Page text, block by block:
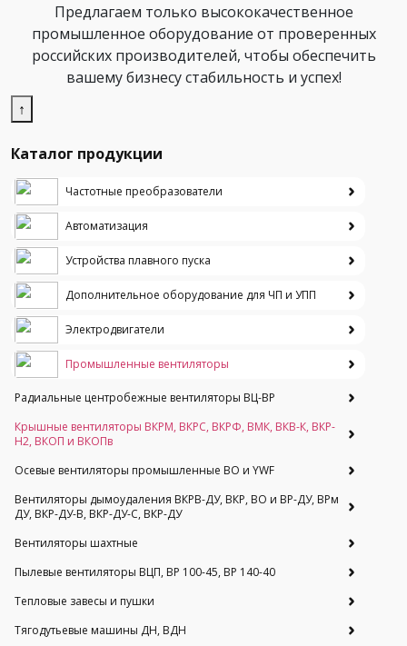
Предлагаем только высококачественное
промышленное оборудование от проверенных
российских производителей, чтобы обеспечить
вашему бизнесу стабильность и успех!
↑
Каталог продукции
Частотные преобразователи
Автоматизация
Устройства плавного пуска
Дополнительное оборудование для ЧП и УПП
Электродвигатели
Промышленные вентиляторы
Радиальные центробежные вентиляторы ВЦ-ВР
Крышные вентиляторы ВКРМ, ВКРС, ВКРФ, ВМК, ВКВ-К, ВКР-
Н2, ВКОП и ВКОПв
Осевые вентиляторы промышленные ВО и YWF
Вентиляторы дымоудаления ВКРВ-ДУ, ВКР, ВО и ВР-ДУ, ВРм
ДУ, ВКР-ДУ-В, ВКР-ДУ-С, ВКР-ДУ
Вентиляторы шахтные
Пылевые вентиляторы ВЦП, ВР 100-45, ВР 140-40
Тепловые завесы и пушки
Тягодутьевые машины ДН, ВДН